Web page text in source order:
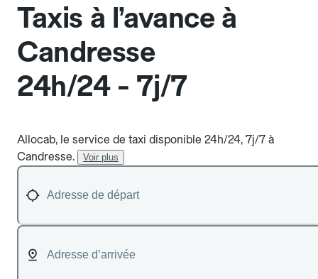
Taxis à l’avance à
Candresse
24h/24 - 7j/7
Allocab, le service de taxi disponible 24h/24, 7j/7 à
Candresse.
Voir plus